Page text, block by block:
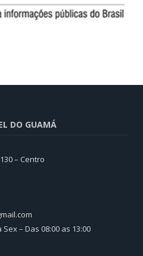
DO GUAMÁ
– Centro
– Das 08:00 as 13:00